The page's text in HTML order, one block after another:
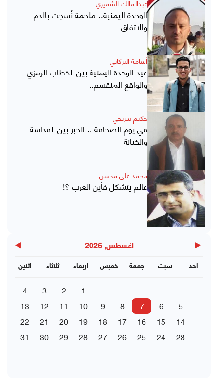
عبدالمالك الشميري
الوحدة اليمنية.. ملحمة نُسجت بالدم
والاتفاق
أسامة البركاني
عيد الوحدة اليمنية بين الخطاب الرمزي
والواقع المنقسم..
حكيم شريحي
في يوم الصحافة .. الحبر بين القداسة
والخيانة
محمد علي محسن
عالم يتشكل فأين العرب ؟!
◀ اغسطس, 2026 ▶
اثنين ثلاثاء اربعاء خميس جمعة سبت احد
1
2
3
4
5
6
7
8
9
10
11
12
13
14
15
16
17
18
19
20
21
22
23
24
25
26
27
28
29
30
31